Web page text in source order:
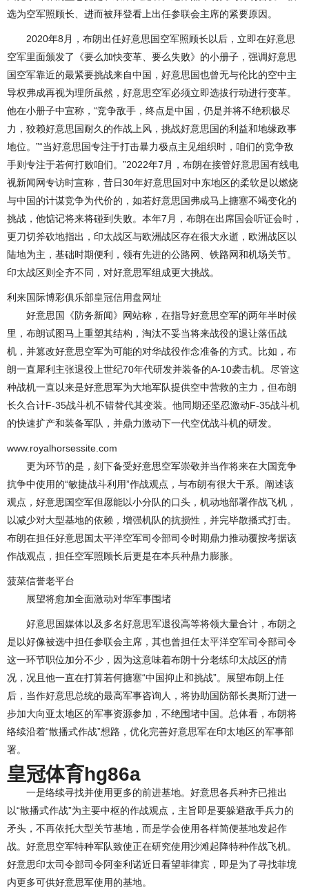
选为空军照顾长、进而被拜登看上出任参联会主席的紧要原因。
2020年8月，布朗出任好意思国空军照顾长以后，立即在好意思
空军里面颁发了《要么加快变革、要么失败》的小册子，强调好意思
国空军靠近的最紧要挑战来自中国，好意思国也曾无与伦比的空中主
导权弗成再视为理所虽然，好意思空军必须立即选拔行动进行变革。
他在小册子中宣称，“竞争敌手，终点是中国，仍是并将不绝积极尽
力，狡赖好意思国耐久的作战上风，挑战好意思国的利益和地缘政事
地位。”“当好意思国专注于打击暴力极点主见组织时，咱们的竞争敌
手则专注于若何打败咱们。”2022年7月，布朗在接管好意思国有线电
视新闻网专访时宣称，昔日30年好意思国对中东地区的柔软是以燃烧
与中国的计谋竞争为代价的，如若好意思国弗成马上搪塞不竭变化的
挑战，他惦记将来将碰到失败。本年7月，布朗在出席国会听证会时，
更刀切斧砍地指出，印太战区与欧洲战区存在很大永逝，欧洲战区以
陆地为主，基础时期便利，领有先进的公路网、铁路网和机场关节。
印太战区则全齐不同，对好意思军组成更大挑战。
利来国际博彩俱乐部皇冠信用盘网址
好意思国《防务新闻》网站称，在指导好意思空军的两年半时候
里，布朗试图马上重塑其结构，淘汰不妥当将来战役的退让落伍战
机，并篡改好意思空军为可能的对华战役作念准备的方式。比如，布
朗一直犀利主张退役上世纪70年代研发并装备的A-10袭击机。尽管这
种战机一直以来是好意思军为大地军队提供空中营救的主力，但布朗
长久合计F-35战斗机不错替代其变装。他同期还坚忍激动F-35战斗机
的快速扩产和装备军队，并鼎力激动下一代空优战斗机的研发。
www.royalhorsessite.com
更为环节的是，刻下备受好意思空军崇敬并当作将来在大国竞争
抗争中使用的“敏捷战斗利用”作战观点，与布朗有很大干系。阐述该
观点，好意思国空军但愿能以小分队的口头，机动地部署作战飞机，
以减少对大型基地的依赖，增强机队的抗损性，并完毕散播式打击。
布朗在担任好意思国太平洋空军司令部司令时期鼎力推动覆按考据该
作战观点，担任空军照顾长后更是在本兵种鼎力膨胀。
菠菜信誉老平台
展望将愈加全面激动对华军事围堵
好意思国媒体以及多名好意思军退役高等将领大量合计，布朗之
是以好像被选中担任参联会主席，其也曾担任太平洋空军司令部司令
这一环节职位加分不少，因为这意味着布朗十分老练印太战区的情
况，况且他一直在打算若何搪塞“中国抑止和挑战”。展望布朗上任
后，当作好意思总统的最高军事咨询人，将协助国防部长奥斯汀进一
步加大向亚太地区的军事资源参加，不绝围堵中国。总体看，布朗将
络续沿着“散播式作战”想路，优化完善好意思军在印太地区的军事部
署。
皇冠体育hg86a
一是络续寻找并使用更多的前进基地。好意思各兵种齐已推出
以“散播式作战”为主要中枢的作战观点，主旨即是要躲避敌手兵力的
矛头，不再依托大型关节基地，而是学会使用各样简便基地发起作
战。好意思空军特种军队致使正在研究使用沙滩起降特种作战飞机。
好意思印太司令部司令阿奎利诺近日看望菲律宾，即是为了寻找菲境
内更多可供好意思军使用的基地。